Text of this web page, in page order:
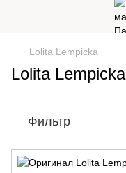
Lolita Lempicka
Lolita Lempicka
Фильтр